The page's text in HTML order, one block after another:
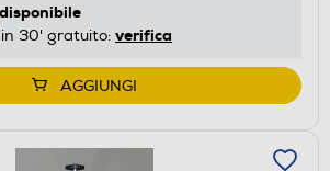
disponibile
30' gratuito: verifica
AGGIUNGI